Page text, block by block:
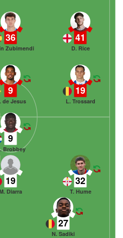
41
D. Rice
36
Zubimendi
19
L. Trossard
9
de Jesus
27
N. Sadiki
19
Diarra
32
T. Hume
9
Brobbey